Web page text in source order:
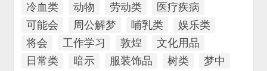
冷血类
动物 劳动类
医疗疾病
可能会
周公解梦 哺乳类
娱乐类
将会
工作学习 敦煌
文化用品
日常类
暗示 服装饰品 树类
梦中